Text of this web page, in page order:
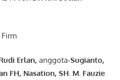
Firm
Erlan, anggota-Sugianto,
FH, Nasation, SH. M. Fauzie